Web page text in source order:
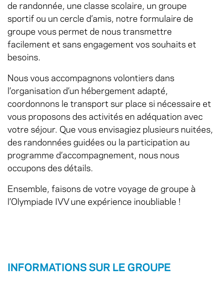
de randonnée, une classe scolaire, un groupe
sportif ou un cercle d’amis, notre formulaire de
groupe vous permet de nous transmettre
facilement et sans engagement vos souhaits et
besoins.
Nous vous accompagnons volontiers dans
l’organisation d’un hébergement adapté,
coordonnons le transport sur place si nécessaire et
vous proposons des activités en adéquation avec
votre séjour. Que vous envisagiez plusieurs nuitées,
des randonnées guidées ou la participation au
programme d’accompagnement, nous nous
occupons des détails.
Ensemble, faisons de votre voyage de groupe à
l’Olympiade IVV une expérience inoubliable !
INFORMATIONS SUR LE GROUPE